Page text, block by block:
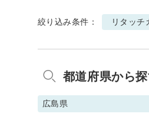
絞り込み条件： リタッチ
都道府県から
広島県